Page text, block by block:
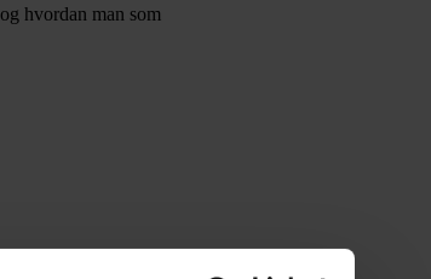
hvordan man som